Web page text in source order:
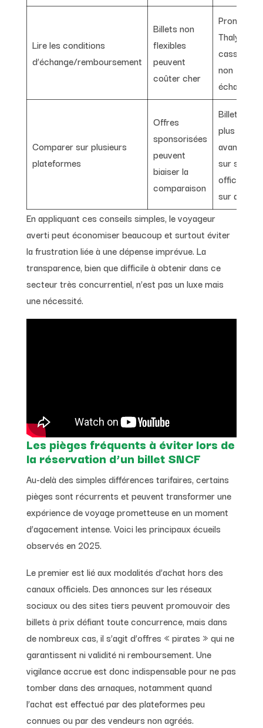
Lire les conditions
d’échange/remboursement
Billets non
flexibles
peuvent
coûter cher
Promotion
Thalys à
cassé mais
non
Comparer sur plusieurs
plateformes
Offres
sponsorisées
peuvent
biaiser la
comparaison
Billet TGV
plus
sur site
officiel que
sur app
En appliquant ces conseils simples, le voyageur
averti peut économiser beaucoup et surtout éviter
la frustration liée à une dépense imprévue. La
transparence, bien que difficile à obtenir dans ce
secteur très concurrentiel, n’est pas un luxe mais
une nécessité.
Les pièges fréquents à éviter lors de
la réservation d’un billet SNCF
Au-delà des simples différences tarifaires, certains
pièges sont récurrents et peuvent transformer une
expérience de voyage prometteuse en un moment
d’agacement intense. Voici les principaux écueils
observés en 2025.
Le premier est lié aux modalités d’achat hors des
canaux officiels. Des annonces sur les réseaux
sociaux ou des sites tiers peuvent promouvoir des
billets à prix défiant toute concurrence, mais dans
de nombreux cas, il s’agit d’offres « pirates » qui ne
garantissent ni validité ni remboursement. Une
vigilance accrue est donc indispensable pour ne pas
tomber dans des arnaques, notamment quand
l’achat est effectué par des plateformes peu
connues ou par des vendeurs non agréés.